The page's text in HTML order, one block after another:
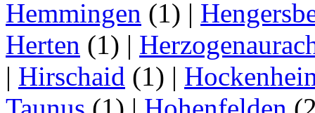
Hemmingen (1) |
Herten (1) |
| Hirschaid (1) |